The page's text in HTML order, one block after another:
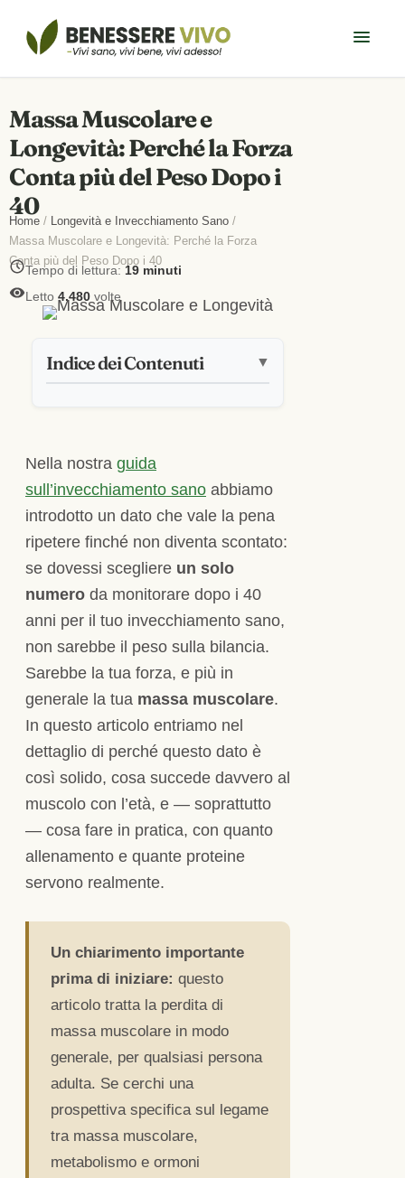
Massa Muscolare e
Longevità: Perché la Forza
Conta più del Peso Dopo i
40
Home / Longevità e Invecchiamento Sano /
Massa Muscolare e Longevità: Perché la Forza
Conta più del Peso Dopo i 40
Tempo di lettura:19 minuti
Letto 4.480 volte
Indice dei Contenuti ▼
Nella nostra guida
sull’invecchiamento sano abbiamo
introdotto un dato che vale la pena
ripetere finché non diventa scontato:
se dovessi scegliere un solo
numero da monitorare dopo i 40
anni per il tuo invecchiamento sano,
non sarebbe il peso sulla bilancia.
Sarebbe la tua forza, e più in
generale la tua massa muscolare.
In questo articolo entriamo nel
dettaglio di perché questo dato è
così solido, cosa succede davvero al
muscolo con l’età, e — soprattutto
— cosa fare in pratica, con quanto
allenamento e quante proteine
servono realmente.
Un chiarimento importante
prima di iniziare: questo
articolo tratta la perdita di
massa muscolare in modo
generale, per qualsiasi persona
adulta. Se cerchi una
prospettiva specifica sul legame
tra massa muscolare,
metabolismo e ormoni